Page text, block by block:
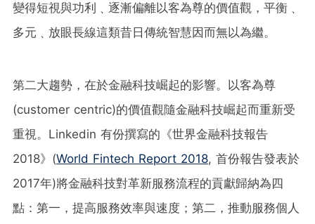
變得短視與功利﹑逐漸偏離以客為尊的價值觀，平衡﹑
多元﹑放眼長線這類昔日傳統智慧因而無以為繼。
第二大趨勢，在於金融科技崛起的影響。以客為尊
(customer centric)的價值觀隨金融科技崛起而重新受
重視。Linkedin 有份撰寫的《世界金融科技報告
2018》(World Fintech Report 2018, 首份報告發表於
2017年)將金融科技對革新服務流程的貢獻歸納為四
點：第一，提高服務效率與速度；第二，推動服務個人